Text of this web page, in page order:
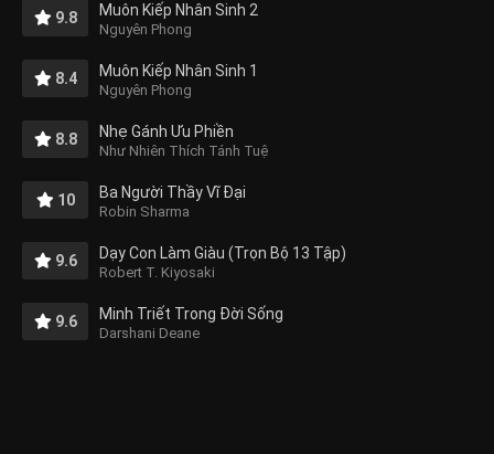
9.8 Muôn Kiếp Nhân Sinh 2
Nguyên Phong
8.4 Muôn Kiếp Nhân Sinh 1
Nguyên Phong
8.8 Nhẹ Gánh Ưu Phiền
Như Nhiên Thích Tánh Tuệ
10 Ba Người Thầy Vĩ Đại
Robin Sharma
9.6 Dạy Con Làm Giàu (Trọn Bộ 13 Tập)
Robert T. Kiyosaki
9.6 Minh Triết Trong Đời Sống
Darshani Deane